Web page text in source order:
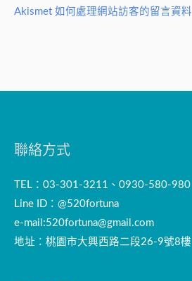
Akismet 如何處理網站訪客的留言資料
聯絡方式
TEL：03-301-3211、0930-580-980
Line ID：@520fortuna
e-mail:520fortuna@gmail.com
地址：桃園市大興西路二段26-9號8樓